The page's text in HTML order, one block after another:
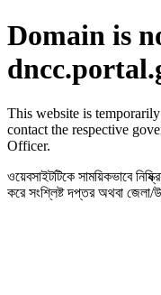
Domain is
This website is
contact the respective
Officer.
ওয়েবসাইটটিকে সাময়িকভাবে
করে সংশ্লিষ্ট দপ্তর অথবা জেলা/